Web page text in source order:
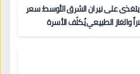
يتغذى على نيران الشرق الأوسط: سعر
عند 93 دولاراً والغاز الطبيعي يُكلّف الأسرة